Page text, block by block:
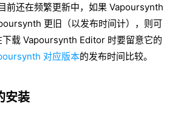
前还在频繁更新中，如果 Vapoursynth
更旧（以发布时间计），则可
下载 Vapoursynth Editor 时要留意它的
对应版本的发布时间比较。
安装